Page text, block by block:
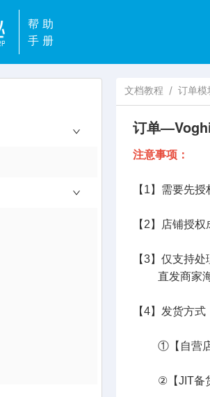
帮助
手册
文档教程 / 订单模
订单
注意事项：
【1】需要先
【2】店铺授
【3】仅支持
直发商家海
【4】发货方式
①【自营店铺
②【JIT备货